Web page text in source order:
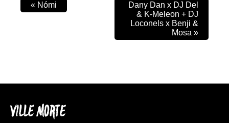
« Nómi
Dany Dan x DJ Del
& K-Meleon + DJ
Loconels x Benji &
Mosa »
VILLE MORTE